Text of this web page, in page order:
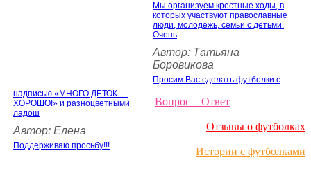
Вопрос – Ответ
Отзывы о футболках
Истории с футболками
Мы организуем крестные ходы, в
которых участвуют православные
люди, молодежь, семьи с детьми.
Очень
Автор: Татьяна
Боровикова
Просим Вас сделать футболки с
надписью «МНОГО ДЕТОК —
ХОРОШО!» и разноцветными
ладош
Автор: Елена
Поддерживаю просьбу!!!